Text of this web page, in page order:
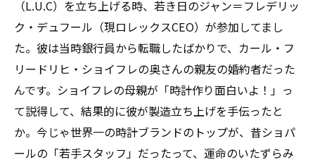
（L.U.C）を立ち上げる時、若き日のジャン＝フレデリッ
ク・デュフール（現ロレックスCEO）が参加してまし
た。彼は当時銀行員から転職したばかりで、カール・フ
リードリヒ・ショイフレの奥さんの親友の婚約者だった
んです。ショイフレの母親が「時計作り面白いよ！」っ
て説得して、結果的に彼が製造立ち上げを手伝ったと
か。今じゃ世界一の時計ブランドのトップが、昔ショパ
ールの「若手スタッフ」だったって、運命のいたずらみ